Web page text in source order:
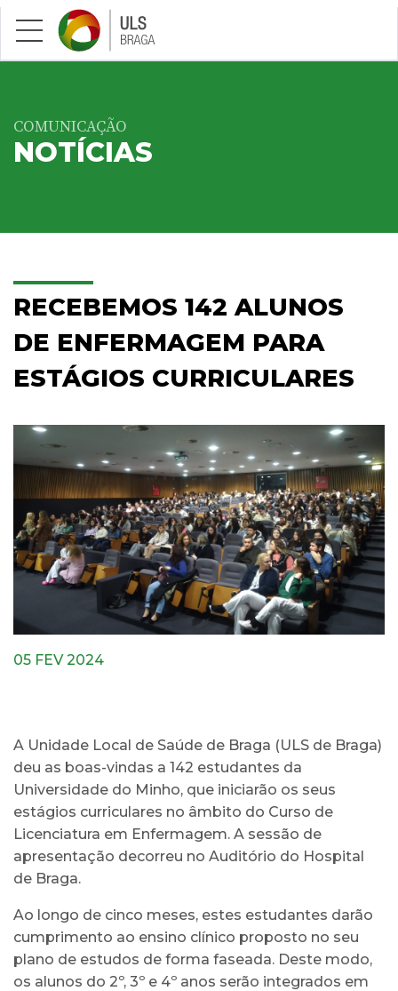
Saltar para conteúdo principal
COMUNICAÇÃO
NOTÍCIAS
RECEBEMOS 142 ALUNOS
DE ENFERMAGEM PARA
ESTÁGIOS CURRICULARES
05 FEV 2024
A Unidade Local de Saúde de Braga (ULS de Braga)
deu as boas-vindas a 142 estudantes da
Universidade do Minho, que iniciarão os seus
estágios curriculares no âmbito do Curso de
Licenciatura em Enfermagem. A sessão de
apresentação decorreu no Auditório do Hospital
de Braga.
Ao longo de cinco meses, estes estudantes darão
cumprimento ao ensino clínico proposto no seu
plano de estudos de forma faseada. Deste modo,
os alunos do 2º, 3º e 4º anos serão integrados em